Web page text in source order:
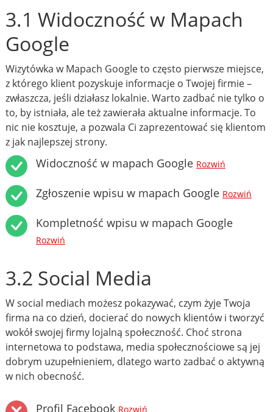
3.1 Widoczność w Mapach
Google
Wizytówka w Mapach Google to często pierwsze miejsce,
z którego klient pozyskuje informacje o Twojej firmie –
zwłaszcza, jeśli działasz lokalnie. Warto zadbać nie tylko o
to, by istniała, ale też zawierała aktualne informacje. To
nic nie kosztuje, a pozwala Ci zaprezentować się klientom
z jak najlepszej strony.
Widoczność w mapach Google Rozwiń
Zgłoszenie wpisu w mapach Google Rozwiń
Kompletność wpisu w mapach Google
Rozwiń
3.2 Social Media
W social mediach możesz pokazywać, czym żyje Twoja
firma na co dzień, docierać do nowych klientów i tworzyć
wokół swojej firmy lojalną społeczność. Choć strona
internetowa to podstawa, media społecznościowe są jej
dobrym uzupełnieniem, dlatego warto zadbać o aktywną
w nich obecność.
Profil Facebook